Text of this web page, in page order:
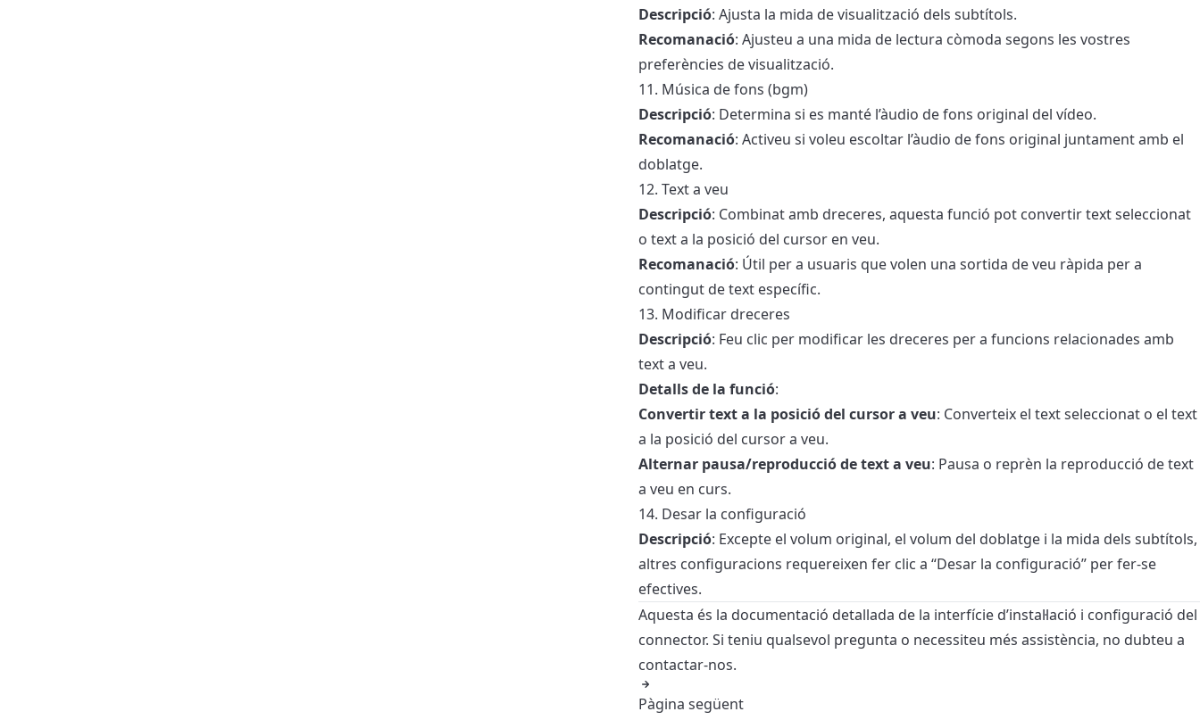
Descripció: Ajusta la mida de visualització dels subtítols.
Recomanació: Ajusteu a una mida de lectura còmoda segons les vostres
preferències de visualització.
11. Música de fons (bgm)
Descripció: Determina si es manté l’àudio de fons original del vídeo.
Recomanació: Activeu si voleu escoltar l’àudio de fons original juntament amb el
doblatge.
12. Text a veu
Descripció: Combinat amb dreceres, aquesta funció pot convertir text seleccionat
o text a la posició del cursor en veu.
Recomanació: Útil per a usuaris que volen una sortida de veu ràpida per a
contingut de text específic.
13. Modificar dreceres
Descripció: Feu clic per modificar les dreceres per a funcions relacionades amb
text a veu.
Detalls de la funció:
Convertir text a la posició del cursor a veu: Converteix el text seleccionat o el text
a la posició del cursor a veu.
Alternar pausa/reproducció de text a veu: Pausa o reprèn la reproducció de text
a veu en curs.
14. Desar la configuració
Descripció: Excepte el volum original, el volum del doblatge i la mida dels subtítols,
altres configuracions requereixen fer clic a “Desar la configuració” per fer-se
efectives.
Aquesta és la documentació detallada de la interfície d’instal·lació i configuració del
connector. Si teniu qualsevol pregunta o necessiteu més assistència, no dubteu a
contactar-nos.
Pàgina següent